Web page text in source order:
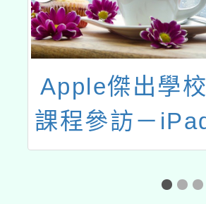
113年度教師專
書閱讀測驗